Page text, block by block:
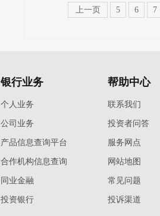
上一页 5 6 7
银行业务
个人业务
公司业务
产品信息查询平台
合作机构信息查询
同业金融
投资银行
帮助中心
联系我们
投资者问答
服务网点
网站地图
常见问题
投诉渠道